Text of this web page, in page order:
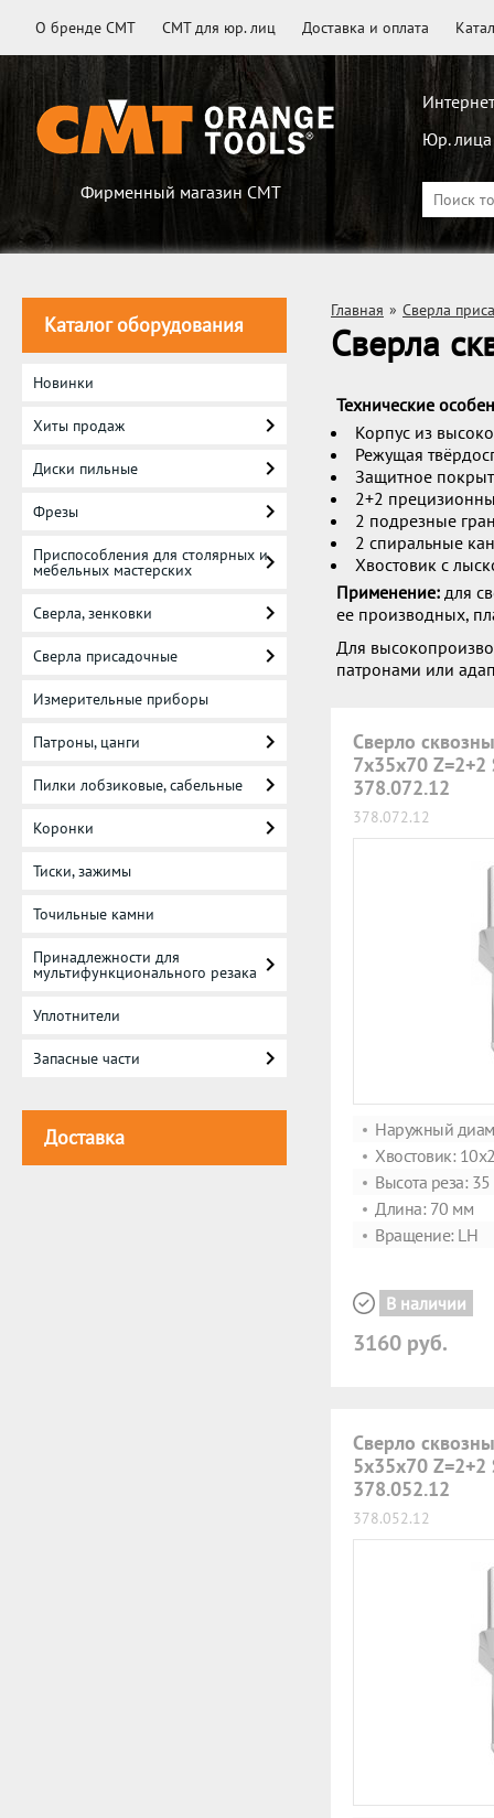
О бренде CMT CMT для юр. лиц Доставка и оплата
Фирменный магазин CMT
Юр. лица
Каталог оборудования
Новинки
Хиты продаж
Диски пильные
Фрезы
Приспособления для столярных и
мебельных мастерских
Сверла, зенковки
Сверла присадочные
Измерительные приборы
Патроны, цанги
Пилки лобзиковые, сабельные
Коронки
Тиски, зажимы
Точильные камни
Принадлежности для
мультифункционального резака
Уплотнители
Запасные части
Доставка
Главная » Сверла
Сверла
Технические
Корпус из
Режущая
Защитное
2+2
2 подрезные
2 спиральные
Хвостовик с
Применение: для
ее производных,
Для
патронами или
Сверло
7x35x70 Z=2+2
378.072.12
378.072.12
Наружный
Хвостовик:
Высота реза:
Длина: 70 мм
Вращение: LH
В наличии
3160 руб.
Сверло
5x35x70 Z=2+2
378.052.12
378.052.12